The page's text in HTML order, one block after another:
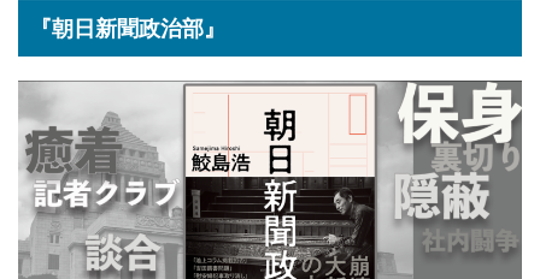
『朝日新聞政治部』